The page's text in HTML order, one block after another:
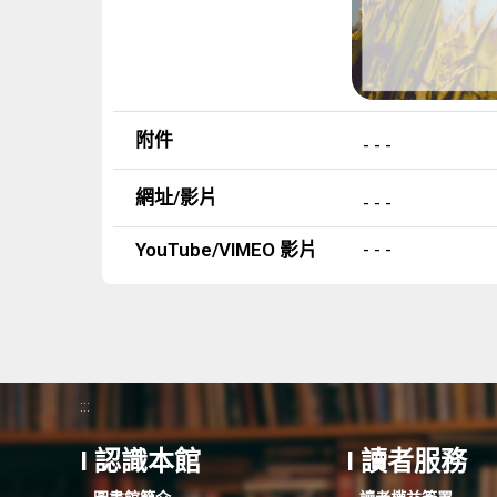
附件 - - -
網址/影片 - - -
YouTube/VIMEO 影片 - - -
:::
I 認識本館 I 讀者服務